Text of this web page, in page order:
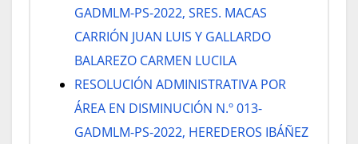
GADMLM-PS-2022, SRES. MACAS
CARRIÓN JUAN LUIS Y GALLARDO
BALAREZO CARMEN LUCILA
RESOLUCIÓN ADMINISTRATIVA POR
ÁREA EN DISMINUCIÓN N.º 013-
GADMLM-PS-2022, HEREDEROS IBÁÑEZ